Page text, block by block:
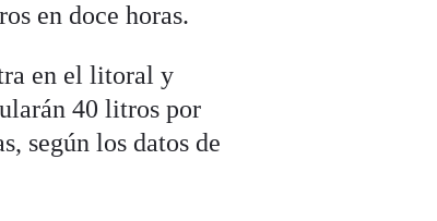
en doce horas.
en el litoral y
40 litros por
según los datos de